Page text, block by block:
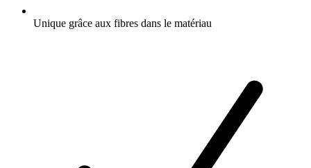
Unique grâce aux fibres dans le matériau